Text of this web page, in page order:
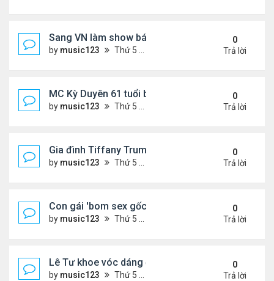
Sang VN làm show bán vé giá "trên trời"
by music123 Thứ 5 Tháng 7 30, 2026 6:51 pm
0
Trả lời
MC Kỳ Duyên 61 tuổi bị soi nhan sắc khi
by music123 Thứ 5 Tháng 7 30, 2026 6:37 pm
0
Trả lời
Gia đình Tiffany Trump đi nghỉ ở Spain
by music123 Thứ 5 Tháng 7 30, 2026 6:33 pm
0
Trả lời
Con gái 'bom sex gốc Việt' đón tuổi 18
by music123 Thứ 5 Tháng 7 30, 2026 6:30 pm
0
Trả lời
Lê Tư khoe vóc dáng ở châu Âu
by music123 Thứ 5 Tháng 7 30, 2026 6:23 pm
0
Trả lời